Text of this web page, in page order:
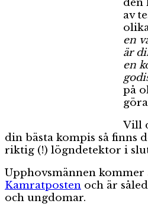
den
av
en
är
en
på
Vill
din bästa kompis så finns
riktig (!) lögndetektor i
Upphovsmännen kommer
Kamratposten och är
och ungdomar.